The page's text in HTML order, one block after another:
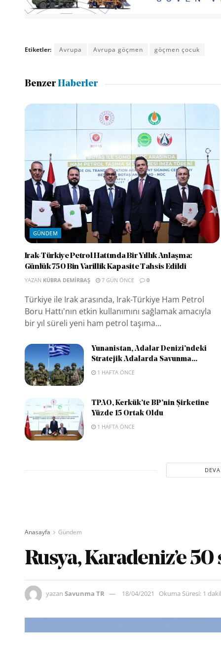
Etiketler: Avrupa Avrupa göçmen göçmen çocuk
BenzerHaberler
GÜNDEM
Irak-Türkiye Petrol Hattında Bir Yıllık Anlaşma:
Günlük 750 Bin Varillik Kapasite Tahsis Edildi
YAZAN KÜBRA DEMIRBAŞ 7 GÜN ÖNCE 0
Türkiye ile Irak arasında, Irak-Türkiye Ham Petrol
Boru Hattı'nın etkin kullanımını sağlamak amacıyla
bir yıl süreli yeni ham petrol taşıma...
Yunanistan, Adalar Denizi’ndeki
Stratejik Adalarda Savunma...
1 HAFTA ÖNCE
TPAO, Kerkük’te BP’nin Şirketine
Yüzde 15 Ortak Oldu
1 HAFTA ÖNCE
Anasayfa Gündem
Rusya, Karadeniz’e 50
yazan Savunma TR 18/04/2021 Okuma Süresi: 1